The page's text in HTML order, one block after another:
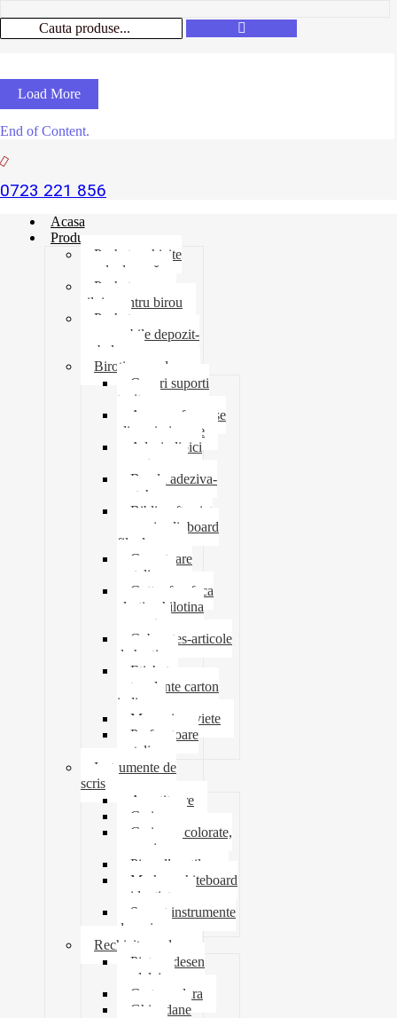
Load More
End of Content.
0723 221 856
Acasa
Produse
Pachet rechizite
școala de vară
Pachet necesar
zilnic pentru birou
Pachet
consumabile depozit-
ambalare
Birotica-produse
Cosuri suporti
tavite
Ace agrafe capse
clipsuri pioneze
Adeziv lipici
corectoare
Banda adeziva-
scotch
Biblioraft caiet
mecanic clipboard
file dosare
Capsatoare
metalice
Cutter foarfeca
elastic ghilotina
magnet
Cub notes-articole
de hartie
Etichete
autocolante carton
indigo
Mape si serviete
Perforatoare
metalice
Instrumente de
scris
Ascutitoare
Carioca
Creioane colorate,
mecanice
Pix roller stilou
Marker whiteboard
evidentiator
Suport instrumente
de scris
Rechizite scolare
Pictura desen
modelaj
Creta scolara
Ghiozdane